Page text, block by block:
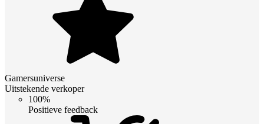
Gamersuniverse
Uitstekende verkoper
100%
Positieve feedback